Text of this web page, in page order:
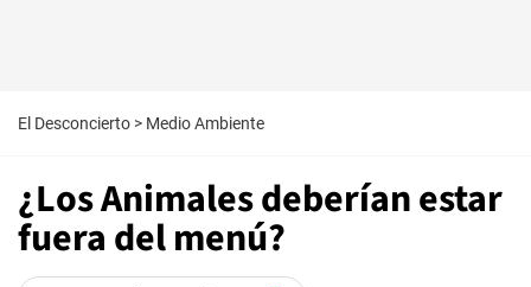
El Desconcierto > Medio Ambiente
¿Los Animales deberían estar
fuera del menú?